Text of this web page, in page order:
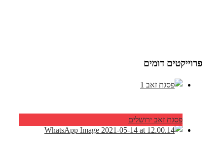
פרוייקטים דומים
פסגת זאב ירושלים